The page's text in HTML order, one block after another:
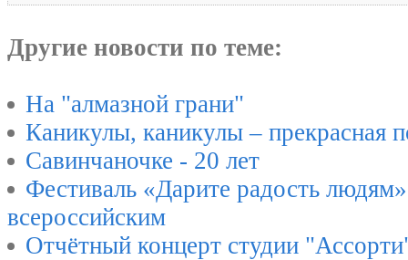
Другие новости по теме:
На "алмазной грани"
Каникулы, каникулы –
Савинчаночке - 20 лет
Фестиваль «Дарите радость
всероссийским
Отчётный концерт студии